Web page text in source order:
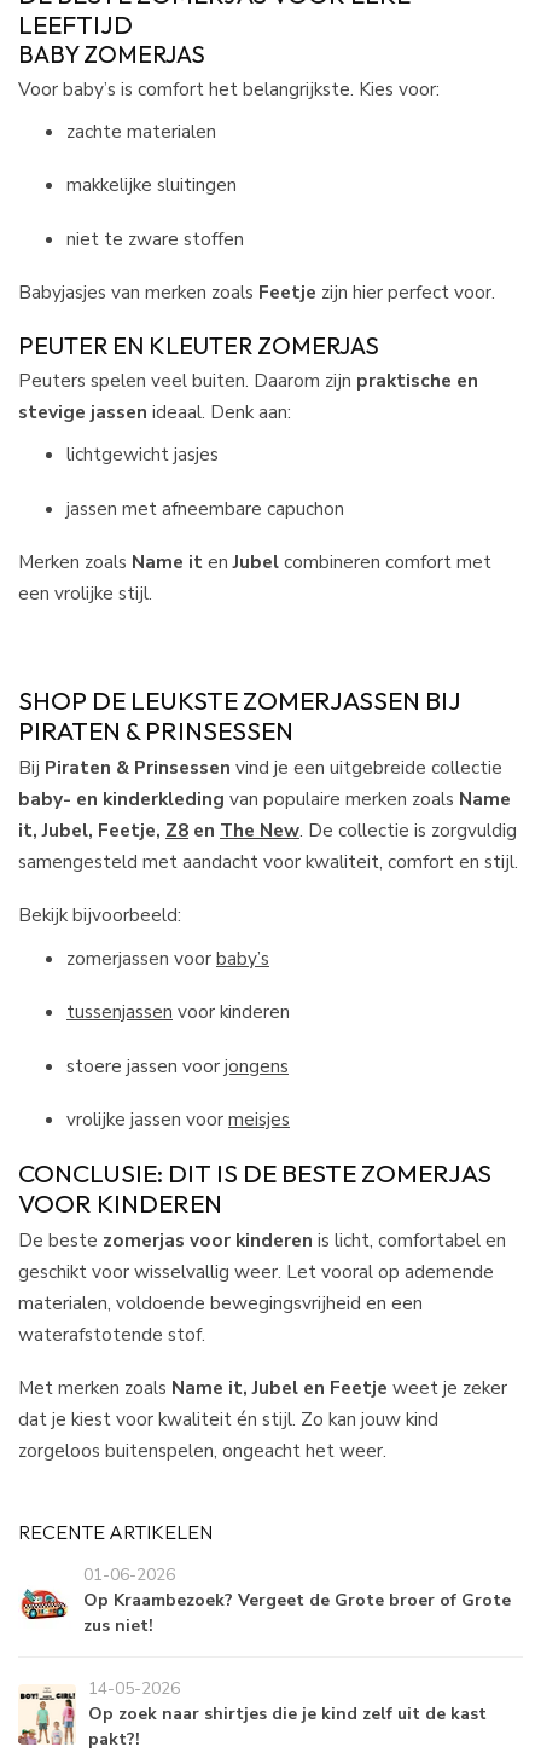
LEEFTIJD
BABY ZOMERJAS
Voor baby’s is comfort het belangrijkste. Kies voor:
zachte materialen
makkelijke sluitingen
niet te zware stoffen
Babyjasjes van merken zoals Feetje zijn hier perfect voor.
PEUTER EN KLEUTER ZOMERJAS
Peuters spelen veel buiten. Daarom zijn praktische en
stevige jassen ideaal. Denk aan:
lichtgewicht jasjes
jassen met afneembare capuchon
Merken zoals Name itenJubelcombineren comfort met
een vrolijke stijl.
SHOP DE LEUKSTE ZOMERJASSEN BIJ
PIRATEN & PRINSESSEN
Bij Piraten & Prinsessen vind je een uitgebreide collectie
baby- en kinderkleding van populaire merken zoals Name
it, Jubel, Feetje, Z8 en The New. De collectie is zorgvuldig
samengesteld met aandacht voor kwaliteit, comfort en stijl.
Bekijk bijvoorbeeld:
zomerjassen voorbaby’s
tussenjassen voor kinderen
stoere jassen voorjongens
vrolijke jassen voormeisjes
CONCLUSIE: DIT IS DE BESTE ZOMERJAS
VOOR KINDEREN
De beste zomerjas voor kinderen is licht, comfortabel en
geschikt voor wisselvallig weer. Let vooral op ademende
materialen, voldoende bewegingsvrijheid en een
waterafstotende stof.
Met merken zoals Name it, Jubel en Feetje weet je zeker
dat je kiest voor kwaliteit én stijl. Zo kan jouw kind
zorgeloos buitenspelen, ongeacht het weer.
RECENTE ARTIKELEN
01-06-2026
Op Kraambezoek? Vergeet de Grote broer of Grote
zus niet!
14-05-2026
Op zoek naar shirtjes die je kind zelf uit de kast
pakt?!